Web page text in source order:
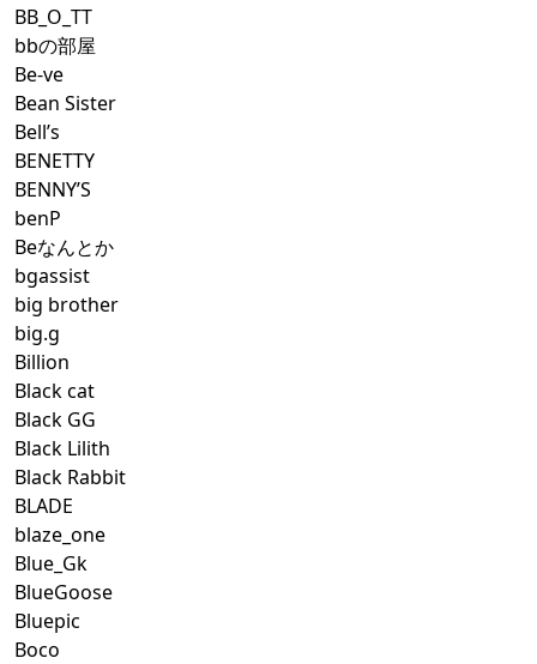
BB_O_TT
bbの部屋
Be-ve
Bean Sister
Bell’s
BENETTY
BENNY’S
benP
Beなんとか
bgassist
big brother
big.g
Billion
Black cat
Black GG
Black Lilith
Black Rabbit
BLADE
blaze_one
Blue_Gk
BlueGoose
Bluepic
Boco